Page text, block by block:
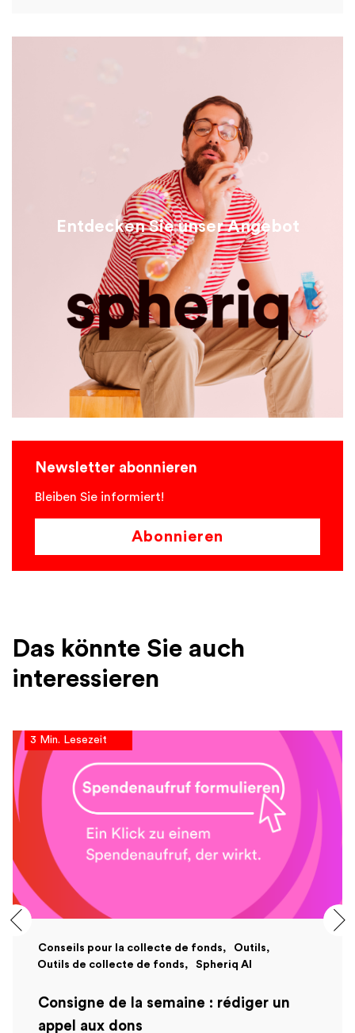
Entdecken Sie unser Angebot
Newsletter abonnieren
Bleiben Sie informiert!
Abonnieren
Das könnte Sie auch
interessieren
3 Min. Lesezeit
Conseils pour la collecte de fonds
Outils
Outils de collecte de fonds
Spheriq AI
Consigne de la semaine : rédiger un
appel aux dons